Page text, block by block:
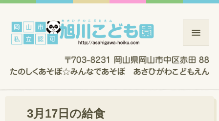
3月17日の給食